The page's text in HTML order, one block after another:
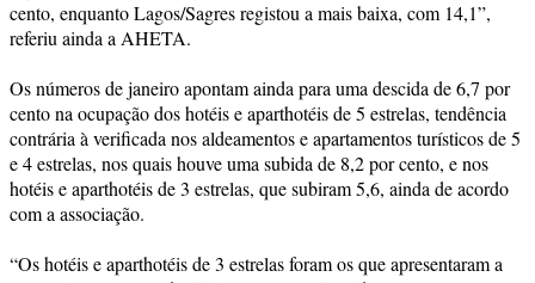
cento, enquanto Lagos/Sagres registou a mais baixa, com 14,1”,
referiu ainda a AHETA.
Os números de janeiro apontam ainda para uma descida de 6,7 por
cento na ocupação dos hotéis e aparthotéis de 5 estrelas, tendência
contrária à verificada nos aldeamentos e apartamentos turísticos de 5
e 4 estrelas, nos quais houve uma subida de 8,2 por cento, e nos
hotéis e aparthotéis de 3 estrelas, que subiram 5,6, ainda de acordo
com a associação.
“Os hotéis e aparthotéis de 3 estrelas foram os que apresentaram a